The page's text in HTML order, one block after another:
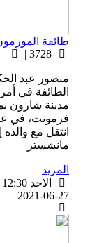
طائفة
منصور عبد
الطائفة في
مدينة شارون
انتقل مع
مانشستر
المزيد
الاحد PM 12:30
2021-06-27